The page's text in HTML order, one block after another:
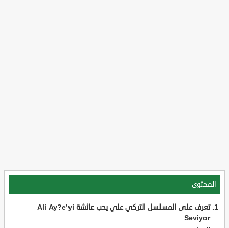
المحتوى
تعرف على المسلسل التركي علي يحب عائشة Ali Ay?e’yi
Seviyor